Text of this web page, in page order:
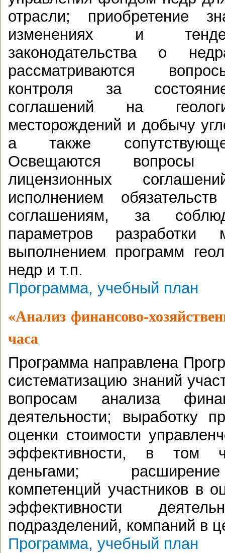
отрасли; приобретение
изменениях и
законодательства о
рассматриваются
контроля за
соглашений на
месторождений и добычу
а также
Освещаются вопросы
лицензионных
исполнением
соглашениям, за
параметров разработки
выполнением программ
недр и т.п.
Программа, учебный план
«Анализ финансово-
часа
Программа направлена
систематизацию знаний
вопросам анализа
деятельности; выработку
оценки стоимости
эффективности, в том
деньгами;
компетенций участников в
эффективности
подразделений, компаний в
Программа, учебный план